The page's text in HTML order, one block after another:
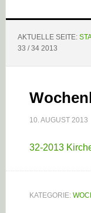
AKTUELLE SEITE:
33 / 34 2013
10. AUGUST 2013
32-2013
KATEGORIE: